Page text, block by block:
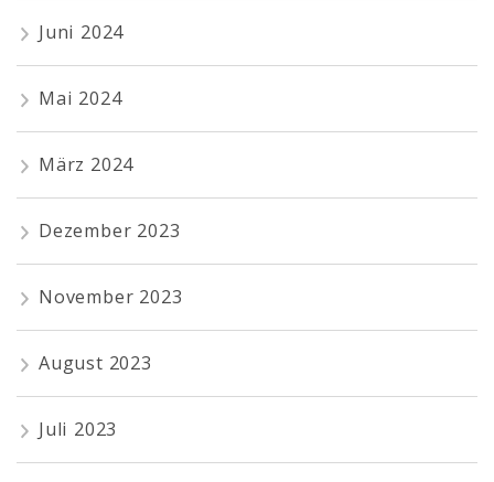
Juni 2024
Mai 2024
März 2024
Dezember 2023
November 2023
August 2023
Juli 2023